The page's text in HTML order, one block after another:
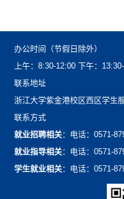
办公时间（节假日除外）
上午：8:30-12:00下午：
联系地址
浙江大学紫金港校区西区学生
联系方式
就业招聘相关：电话：0571-
就业指导相关：电话：0571-
学生就业相关：电话：0571-